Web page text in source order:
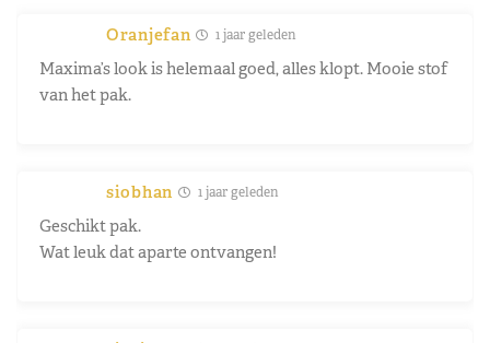
Oranjefan 1 jaar geleden
Maxima’s look is helemaal goed, alles klopt. Mooie stof
van het pak.
siobhan 1 jaar geleden
Geschikt pak.
Wat leuk dat aparte ontvangen!